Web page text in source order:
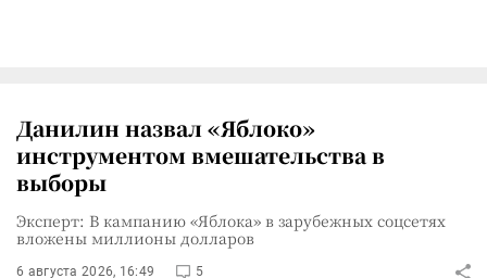
Данилин назвал «Яблоко»
инструментом вмешательства в
выборы
Эксперт: В кампанию «Яблока» в зарубежных соцсетях
вложены миллионы долларов
6 августа 2026, 16:49 5